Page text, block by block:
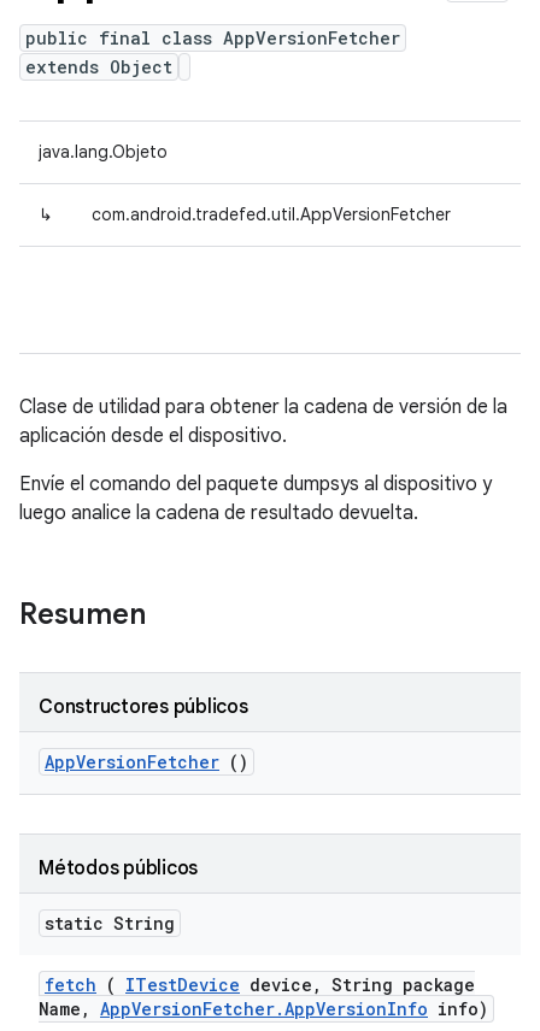
public final class AppVersionFetcher
extends Object
java.lang.Objeto
↳ com.android.tradefed.util.AppVersionFetcher
Clase de utilidad para obtener la cadena de versión de la
aplicación desde el dispositivo.
Envíe el comando del paquete dumpsys al dispositivo y
luego analice la cadena de resultado devuelta.
Resumen
Constructores públicos
AppVersionFetcher ()
Métodos públicos
static String
fetch ( ITestDevice device , String package
Name , AppVersionFetcher.AppVersionInfo info)